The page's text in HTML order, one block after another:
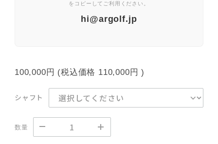
をコピーしてご利用ください。
hi@argolf.jp
100,000円 (税込価格 110,000円 )
シャフト
数量